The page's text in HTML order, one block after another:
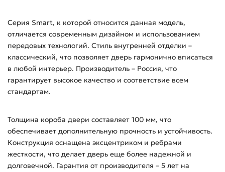
Серия Smart, к которой относится данная модель,
отличается современным дизайном и использованием
передовых технологий. Стиль внутренней отделки –
классический, что позволяет дверь гармонично вписаться
в любой интерьер. Производитель – Россия, что
гарантирует высокое качество и соответствие всем
стандартам.
Толщина короба двери составляет 100 мм, что
обеспечивает дополнительную прочность и устойчивость.
Конструкция оснащена эксцентриком и ребрами
жесткости, что делает дверь еще более надежной и
долговечной. Гарантия от производителя – 5 лет на